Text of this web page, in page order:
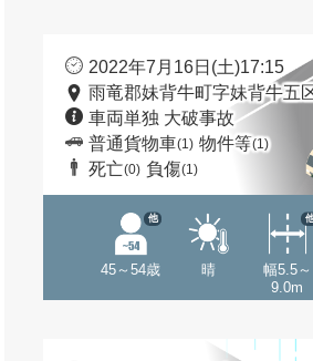
2022年7月16日(土)17:15
雨竜郡妹背牛町字妹背牛五
車両単独 大破事故
普通貨物車(1) 物件等(1)
死亡(0) 負傷(1)
45～54歳
他
晴
幅5.5～
9.0m